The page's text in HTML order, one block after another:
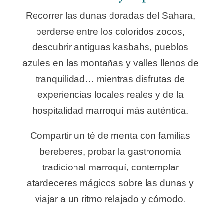
Recorrer las dunas doradas del Sahara,
perderse entre los coloridos zocos,
descubrir antiguas kasbahs, pueblos
azules en las montañas y valles llenos de
tranquilidad… mientras disfrutas de
experiencias locales reales y de la
hospitalidad marroquí más auténtica.
Compartir un té de menta con familias
bereberes, probar la gastronomía
tradicional marroquí, contemplar
atardeceres mágicos sobre las dunas y
viajar a un ritmo relajado y cómodo.